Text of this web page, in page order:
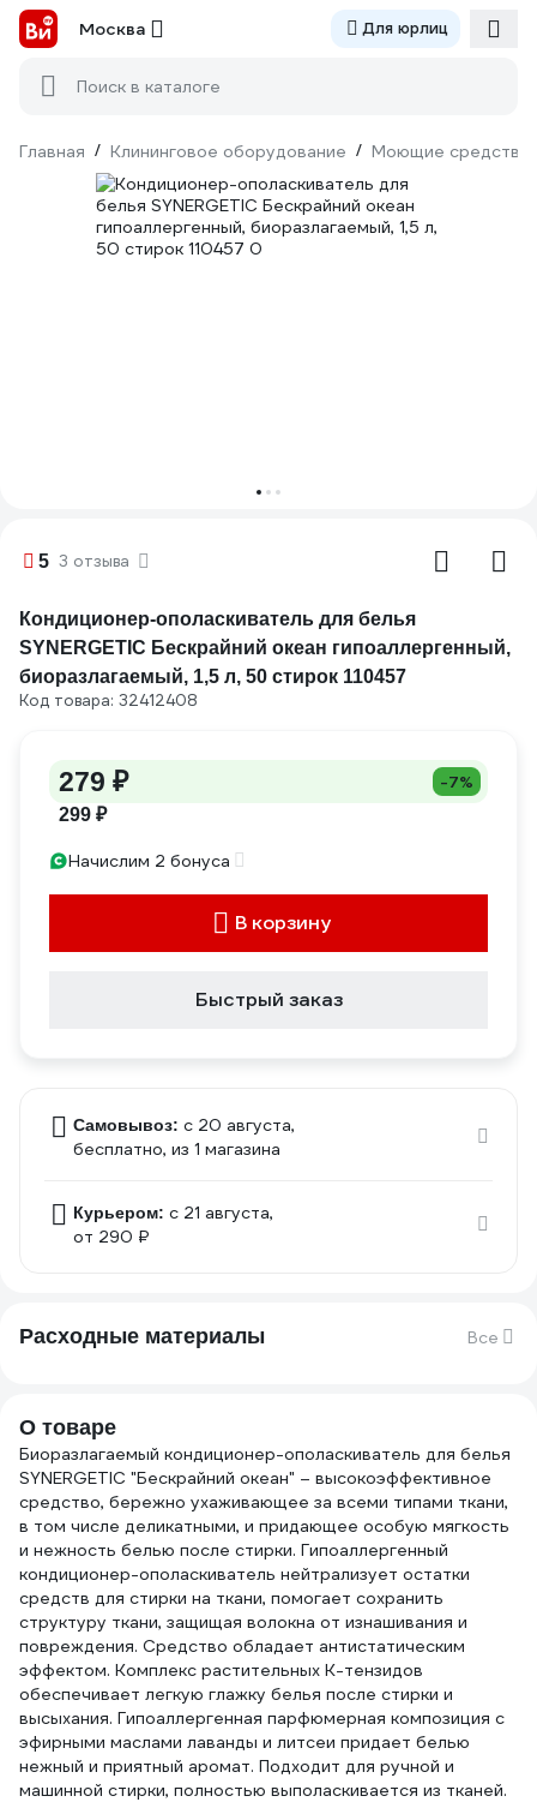
Москва Для юрлиц
Поиск в каталоге
Главная / Клининговое оборудование / Моющие средства
5 3 отзыва
Кондиционер-ополаскиватель для белья
SYNERGETIC Бескрайний океан гипоаллергенный,
биоразлагаемый, 1,5 л, 50 стирок 110457
Код товара: 32412408
279 ₽ -7%
299 ₽
Начислим 2 бонуса
В корзину
Быстрый заказ
Самовывоз: c 20 августа,
бесплатно, из 1 магазина
Курьером: c 21 августа,
от 290 ₽
Расходные материалы Все
О товаре
Биоразлагаемый кондиционер-ополаскиватель для белья
SYNERGETIC "Бескрайний океан" – высокоэффективное
средство, бережно ухаживающее за всеми типами ткани,
в том числе деликатными, и придающее особую мягкость
и нежность белью после стирки. Гипоаллергенный
кондиционер-ополаскиватель нейтрализует остатки
средств для стирки на ткани, помогает сохранить
структуру ткани, защищая волокна от изнашивания и
повреждения. Средство обладает антистатическим
эффектом. Комплекс растительных К-тензидов
обеспечивает легкую глажку белья после стирки и
высыхания. Гипоаллергенная парфюмерная композиция с
эфирными маслами лаванды и литсеи придает белью
нежный и приятный аромат. Подходит для ручной и
машинной стирки, полностью выполаскивается из тканей.